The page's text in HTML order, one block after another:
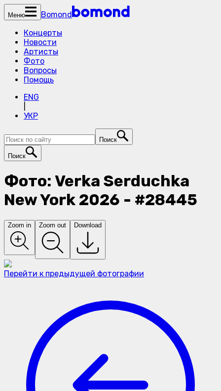
Меню
Bomond
Концерты
Новости
Артисты
Фото
Вопросы
Помощь
ENG
УКР
Поиск
Поиск
Фото: Verka Serduchka
New York 2026 - #28445
Zoom in Zoom out Download
Перейти к предыдущей фотографии